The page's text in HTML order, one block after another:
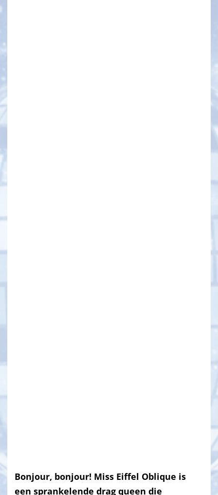
Bonjour, bonjour! Miss Eiffel Oblique is
een sprankelende drag queen die